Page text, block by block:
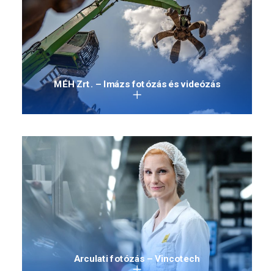
MÉH Zrt. – Imázs fotózás és videózás
Arculati fotózás – Vincotech